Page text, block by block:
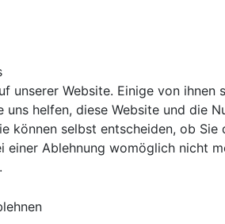
unserer Website. Einige von ihnen
uns helfen, diese Website und die
können selbst entscheiden, ob
einer Ablehnung womöglich nicht